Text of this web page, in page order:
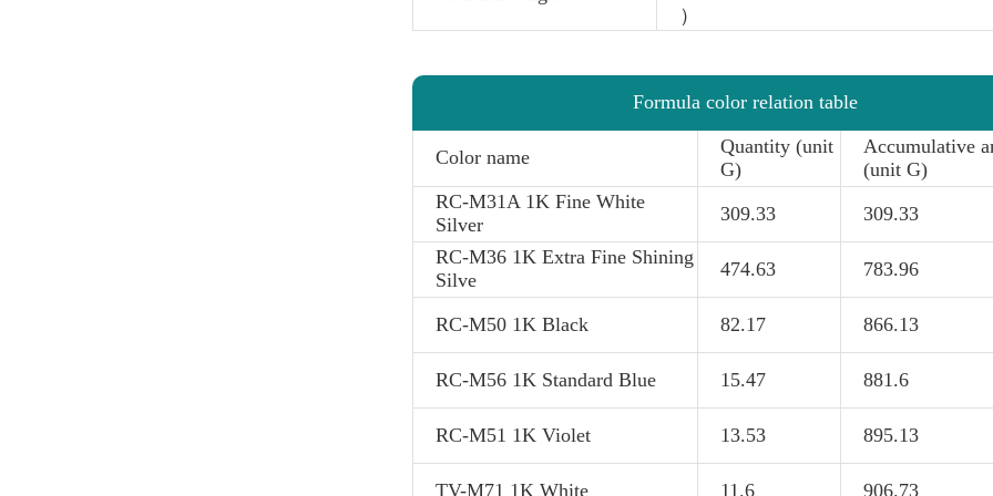
）
Formula color relation table
Color name
Quantity (unit
G)
Accumulative
(unit G)
RC-M31A 1K Fine White
Silver
309.33
309.33
RC-M36 1K Extra Fine Shining
Silve
474.63 783.96
RC-M50 1K Black 82.17 866.13
RC-M56 1K Standard Blue 15.47 881.6
RC-M51 1K Violet 13.53 895.13
TV-M71 1K White 11.6 906.73